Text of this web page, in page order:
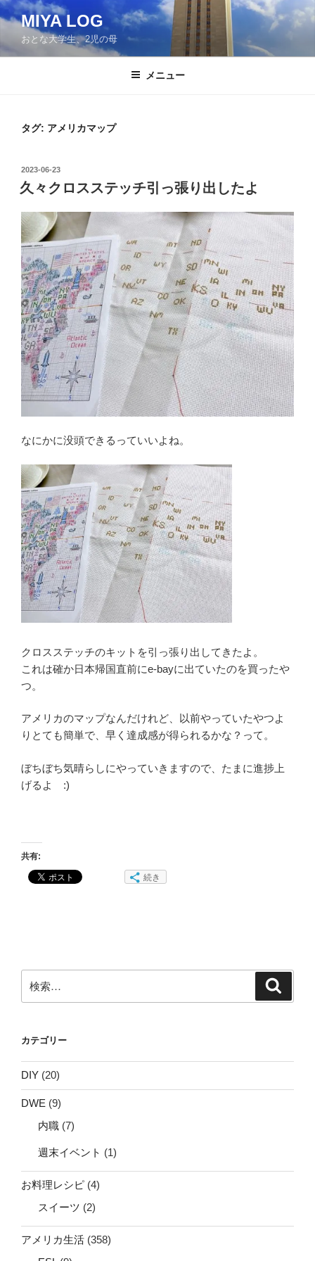
コ
ン
テ
ン
MIYA LOG
おとな大学生、2児の母
メニュー
タグ: アメリカマップ
投
稿
日:
2023-06-23
久々クロスステッチ引っ張り出したよ
なにかに没頭できるっていいよね。
クロスステッチのキットを引っ張り出してきたよ。
これは確か日本帰国直前にe-bayに出ていたのを買ったや
つ。
アメリカのマップなんだけれど、以前やっていたやつよ
りとても簡単で、早く達成感が得られるかな？って。
ぼちぼち気晴らしにやっていきますので、たまに進捗上
げるよ :)
共有:
続き
索:
カテゴリー
DIY (20)
DWE (9)
内職 (7)
週末イベント (1)
お料理レシピ (4)
スイーツ (2)
アメリカ生活 (358)